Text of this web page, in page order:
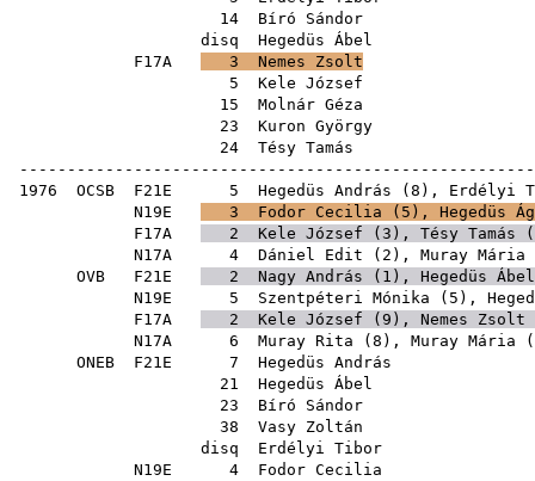
14
Bíró Sándor
disq
Hegedüs Ábel
F17A
3
Nemes Zsolt
5
Kele József
15
Molnár Géza
23
Kuron György
24
Tésy Tamás
1976 OCSB F21E 5 Hegedüs András ( 8 ), Erdélyi
N19E
3 Fodor Cecilia ( 5 ), Hegedüs
F17A
2 Kele József ( 3 ), Tésy Tamás (
N17A 4 Dániel Edit ( 2 ), Muray Mária
OVB F21E 2 Nagy András ( 1 ), Hegedüs Ábel
N19E 5 Szentpéteri Mónika ( 5 ),
F17A
2 Kele József ( 9 ), Nemes Zsolt
N17A 6 Muray Rita ( 8 ), Muray Mária (
ONEB F21E 7
Hegedüs András
21
Hegedüs Ábel
23
Bíró Sándor
38
Vasy Zoltán
disq
Erdélyi Tibor
N19E 4
Fodor Cecilia